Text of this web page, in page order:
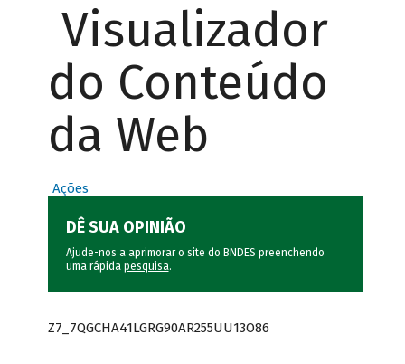
Visualizador
do Conteúdo
da Web
Ações
DÊ SUA OPINIÃO
Ajude-nos a aprimorar o site do BNDES preenchendo
uma rápida pesquisa.
Z7_7QGCHA41LGRG90AR255UU13O86